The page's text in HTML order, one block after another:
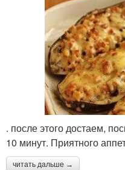
. после этого достаем,
10 минут. Приятного
читать дальше →